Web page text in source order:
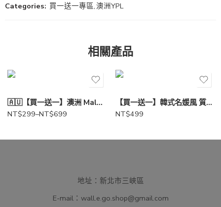
Categories: 買一送一專區,澳洲YPL
相關產品
🇦🇺【買一送一】澳洲 Malory私密衣物洗潔液 350ml
NT$299–NT$699
【買一送一】韓式名媛風 質感流浪單肩腋下包(顏色隨機出貨)
NT$499
地址：新北市三峽區
E-mail： wall.e.go.shop@gmail.com